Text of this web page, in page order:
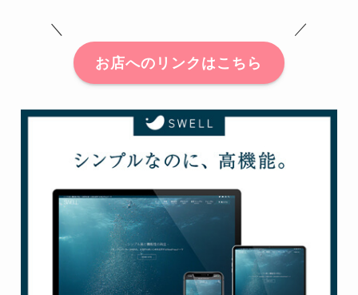
＼ ／
お店へのリンクはこちら